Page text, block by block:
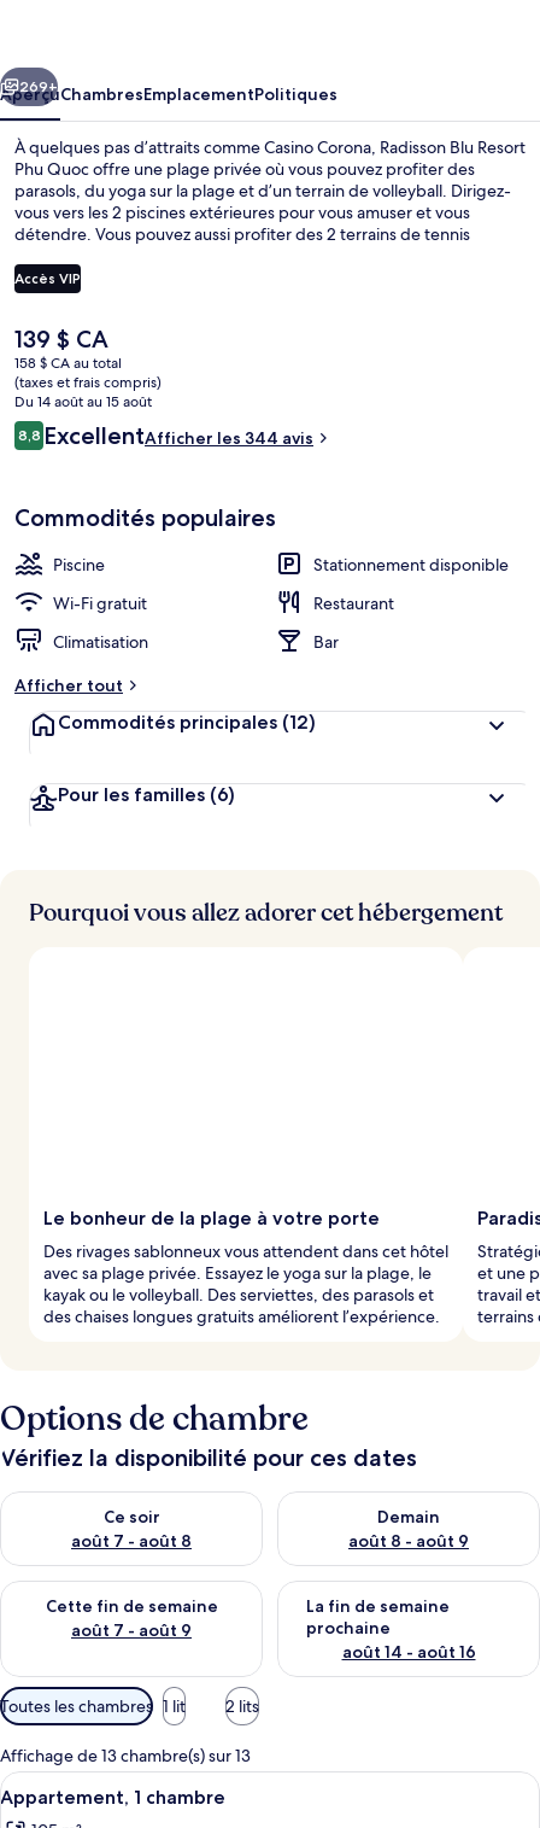
Phu
Quoc
Suivant
269+
AperçuChambresEmplacementPolitiques
À quelques pas d’attraits comme Casino Corona, Radisson Blu Resort
Phu Quoc offre une plage privée où vous pouvez profiter des
parasols, du yoga sur la plage et d’un terrain de volleyball. Dirigez-
vous vers les 2 piscines extérieures pour vous amuser et vous
détendre. Vous pouvez aussi profiter des 2 terrains de tennis
restaurants, offre une vue sur la piscine et sert le le déjeuner, le le
dîner et le le souper. Parmi les points saillants de hôtel de luxe,
plage. Les autres voyageurs ne disent que du bien en ce qui
concerne le personnel serviable et l’état général de l’hébergement.
Accès VIP
Le
prix
actuel
est
de 139 $ CA
139 $ CA
158 $ CA au total
(taxes et frais compris)
Du 14 août au 15 août
Avis
8,88,8 sur 10 –
ExcellentAfficher les 344 avis
Commodités populaires
Piscine
Stationnement disponible
Wi-Fi gratuit
Restaurant
Climatisation
Bar
Afficher tout
Commodités principales (12)
Pour les familles (6)
Pourquoi vous allez adorer cet hébergement
Le bonheur de la plage à votre porte
Des rivages sablonneux vous attendent dans cet hôtel
avec sa plage privée. Essayez le yoga sur la plage, le
kayak ou le volleyball. Des serviettes, des parasols et
des chaises longues gratuits améliorent l’expérience.
et une
travail
terrains
Options de chambre
Vérifiez la disponibilité pour ces dates
Ce soir
août 7 - août 8
Vérifier la disponibilité pour ce soir août 7 - août 8
Demain
août 8 - août 9
Vérifier la disponibilité pour
Cette fin de semaine
août 7 - août 9
Vérifier la disponibilité pour cette fin de semaine août 7 -
La fin de semaine
prochaine
août 14 - août 16
Vérifier la disponibilité pour
Filtres
disponibles
pour
les
chambres
Toutes les chambres 1 lit 2 lits
Affichage de 13 chambre(s) sur 13
Afficher
toutes
Une chambre d’hôtel avec un grand
14
Appartement, 1 chambre